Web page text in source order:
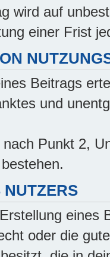
wird auf
einer Frist
Beitrags
und
Punkt 2,
NUTZERS
eines
oder die